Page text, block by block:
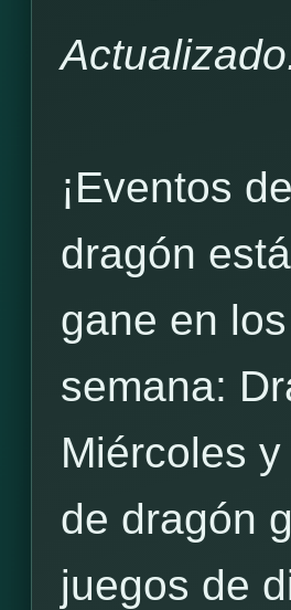
¡Eventos
dragón
gane en
semana:
Miércoles
de dragón
juegos de